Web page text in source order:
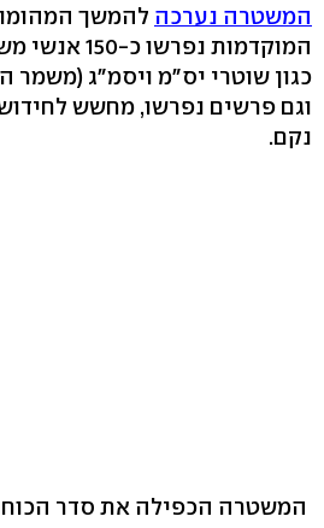
המשטרה נערכה להמשך
המוקדמות
כגון שוטרי יס"מ ויסמ"ג (משמר
וגם פרשים נפרשו, מחשש
נקם.
המשטרה הכפילה את סדר